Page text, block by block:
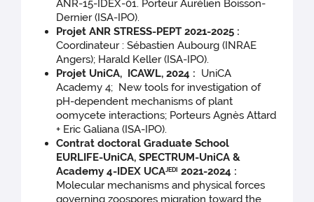
ANR-15-IDEX-01. Porteur Aurélien Boisson-
Dernier (ISA-IPO).
Projet ANR STRESS-PEPT 2021-2025 :
Coordinateur : Sébastien Aubourg (INRAE
Angers); Harald Keller (ISA-IPO).
Projet UniCA, ICAWL, 2024 : UniCA
Academy 4; New tools for investigation of
pH-dependent mechanisms of plant
oomycete interactions; Porteurs Agnès Attard
+ Eric Galiana (ISA-IPO).
Contrat doctoral Graduate School
EURLIFE-UniCA, SPECTRUM-UniCA &
Academy 4-IDEX UCAJEDI
2021-2024 :
Molecular mechanisms and physical forces
governing zoospores migration toward the